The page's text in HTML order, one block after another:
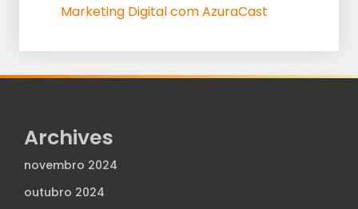
Marketing Digital com AzuraCast
Archives
novembro 2024
outubro 2024